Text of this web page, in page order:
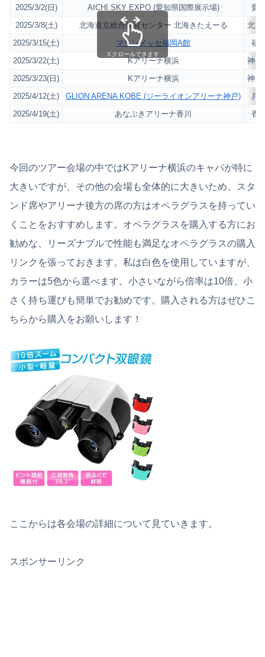
2025/3/2(日)
AICHI SKY EXPO (愛知県国際展示場)
愛
2025/3/8(土)
北海道立総合体育センター 北海きたえーる
北海
2025/3/15(土)
マリンメッセ福岡A館
福
2025/3/22(土)
Kアリーナ横浜
神奈
2025/3/23(日)
Kアリーナ横浜
神奈
2025/4/12(土)
GLION ARENA KOBE (ジーライオンアリーナ神戸)
兵
2025/4/19(土)
あなぶきアリーナ香川 香
スクロールできます
今回のツアー会場の中ではKアリーナ横浜のキャパが特に
大きいですが、その他の会場も全体的に大きいため、スタ
ンド席やアリーナ後方の席の方はオペラグラスを持ってい
くことをおすすめします。オペラグラスを購入する方にお
勧めな、リーズナブルで性能も満足なオペラグラスの購入
リンクを張っておきます。私は白色を使用していますが、
カラーは5色から選べます。小さいながら倍率は10倍、小
さく持ち運びも簡単でお勧めです。購入される方はぜひこ
ちらから購入をお願いします！
ここからは各会場の詳細について見ていきます。
スポンサーリンク